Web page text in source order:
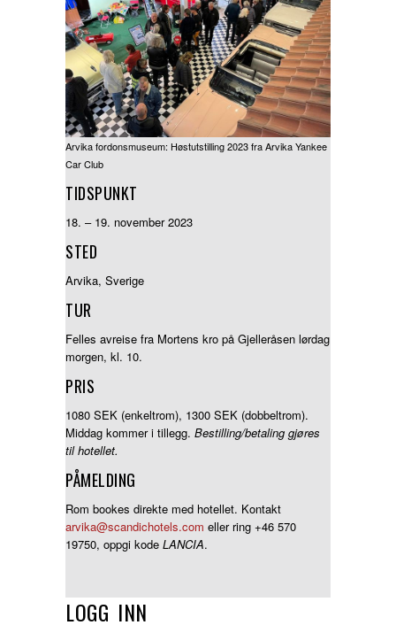
Arvika fordonsmuseum: Høstutstilling 2023 fra Arvika Yankee
Car Club
TIDSPUNKT
18. – 19. november 2023
STED
Arvika, Sverige
TUR
Felles avreise fra Mortens kro på Gjelleråsen lørdag
morgen, kl. 10.
PRIS
1080 SEK (enkeltrom), 1300 SEK (dobbeltrom).
Middag kommer i tillegg. Bestilling/betaling gjøres
til hotellet.
PÅMELDING
Rom bookes direkte med hotellet. Kontakt
arvika@scandichotels.com eller ring +46 570
19750, oppgi kode LANCIA.
LOGG INN